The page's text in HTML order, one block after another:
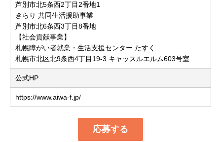
芦別市北5条西2丁目2番地1
きらり 共同生活援助事業
芦別市北6条西3丁目8番地
【社会貢献事業】
札幌障がい者就業・生活支援センター たすく
札幌市北区北9条西4丁目19-3 キャッスルエルム603号室
公式HP
https://www.aiwa-f.jp/
応募する